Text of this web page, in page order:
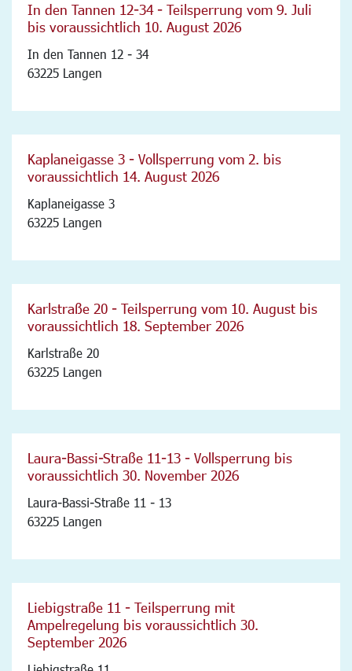
In den Tannen 12-34 - Teilsperrung vom 9. Juli
bis voraussichtlich 10. August 2026
In den Tannen 12 - 34
63225 Langen
Kaplaneigasse 3 - Vollsperrung vom 2. bis
voraussichtlich 14. August 2026
Kaplaneigasse 3
63225 Langen
Karlstraße 20 - Teilsperrung vom 10. August bis
voraussichtlich 18. September 2026
Karlstraße 20
63225 Langen
Laura-Bassi-Straße 11-13 - Vollsperrung bis
voraussichtlich 30. November 2026
Laura-Bassi-Straße 11 - 13
63225 Langen
Liebigstraße 11 - Teilsperrung mit
Ampelregelung bis voraussichtlich 30.
September 2026